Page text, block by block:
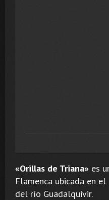
«Orillas de Triana» es
Flamenca ubicada en
del río Guadalquivir.